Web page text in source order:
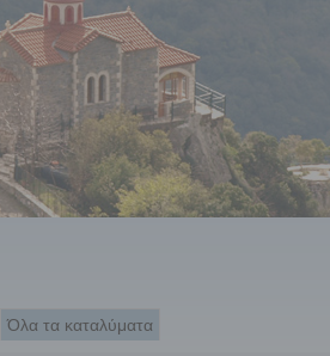
Όλα τα καταλύματα